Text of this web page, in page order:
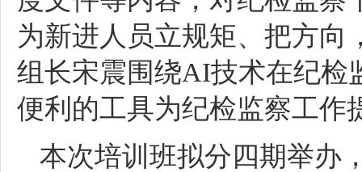
为新进人员立规矩、把方向
组长宋震围绕AI技术在纪检
便利的工具为纪检监察工作
本次培训班拟分四期举办